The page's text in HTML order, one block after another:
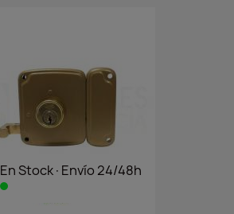
En Stock·Envío 24/48h